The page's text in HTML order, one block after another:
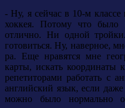
- Ну, я сейчас в 10-м
хоккея. Потому что было
отлично. Ни одной
готовиться. Ну, наверное,
ра. Еще нравятся мне
карты, искать координаты
репетиторами работать с
английский язык, если
можно было нормально